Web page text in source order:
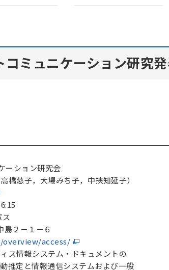
ミュニケーション研究
ション研究会
橋慈子，大場みち子，中挾知延子）
２－１－６
access/
ス情報システム・ドキュメントの
と情報通信システムおよび一般